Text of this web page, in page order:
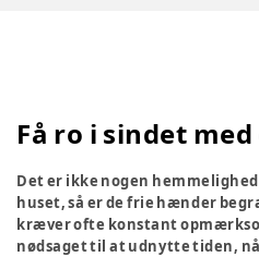
Få ro i sindet
Det er ikke nogen
huset, så er de frie hænder
kræver ofte konstant
nødsaget til at udnytte tiden,